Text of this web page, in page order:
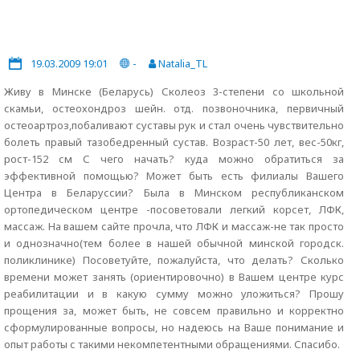
19.03.2009 19:01 -
Natalia_TL
Живу в Минске (Беларусь) Сколеоз 3-степени со школьной
скамьи, остеохондроз шейн. отд. позвоночника, первичный
остеоартроз,побаливают суставы рук и стал очень чувствительно
болеть правый тазобедренный сустав. Возраст-50 лет, вес-50кг,
рост-152 см С чего начать? куда можно обратиться за
эффективной помощью? Может быть есть филиалы Вашего
Центра в Беларуссии? Была в Минском республиканском
ортопедическом центре -посоветовали легкий корсет, ЛФК,
массаж. На вашем сайте прочла, что ЛФК и массаж-не так просто
и однозначно(тем более в нашей обычной минской городск.
поликлинике) Посоветуйте, пожалуйста, что делать? Сколько
времени может занять (ориентировочно) в Вашем центре курс
реабилитации и в какую сумму можно уложиться? Прошу
прощения за, может быть, не совсем правильно и корректно
сформулированные вопросы, но надеюсь на Ваше понимание и
опыт работы с такими некомпетентными обращениями. Спасибо.